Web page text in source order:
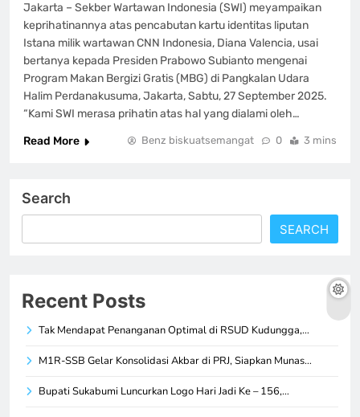
Jakarta – Sekber Wartawan Indonesia (SWI) meyampaikan
keprihatinannya atas pencabutan kartu identitas liputan
Istana milik wartawan CNN Indonesia, Diana Valencia, usai
bertanya kepada Presiden Prabowo Subianto mengenai
Program Makan Bergizi Gratis (MBG) di Pangkalan Udara
Halim Perdanakusuma, Jakarta, Sabtu, 27 September 2025.
“Kami SWI merasa prihatin atas hal yang dialami oleh…
Read More
Benz biskuatsemangat 0 3 mins
Search
SEARCH
Recent Posts
Tak Mendapat Penanganan Optimal di RSUD Kudungga,…
M1R-SSB Gelar Konsolidasi Akbar di PRJ, Siapkan Munas…
Bupati Sukabumi Luncurkan Logo Hari Jadi Ke – 156,…